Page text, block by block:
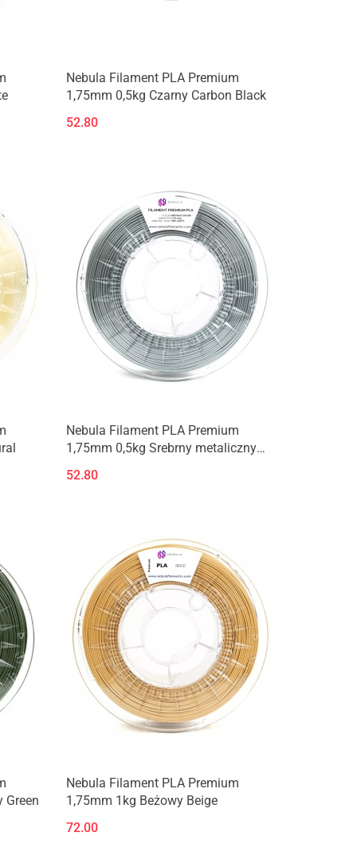
Produkt niedostępny
Nebula Filament PLA Premium
1,75mm 0,5kg Czarny Carbon Black
52.80
Produkt niedostępny
Nebula Filament PLA Premium
1,75mm 0,5kg Srebrny metaliczny
52.80
Green
Nebula Filament PLA Premium
1,75mm 1kg Beżowy Beige
72.00